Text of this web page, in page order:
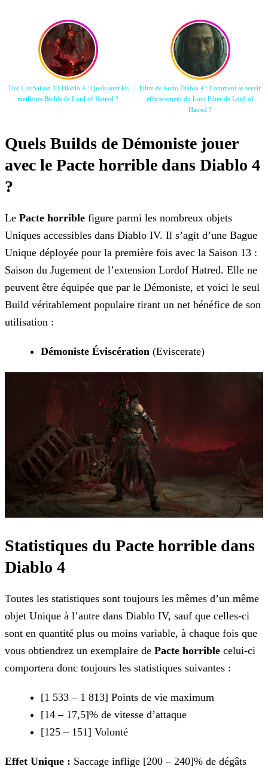
Tier List Saison 13 Diablo 4 : Quels sont les
meilleurs Builds de Lord of Hatred ?
Filtre de butin Diablo 4 : Comment se servir
efficacement du Loot Filter de Lord of
Hatred ?
Quels Builds de Démoniste jouer
avec le Pacte horrible dans Diablo 4
?
Le Pacte horrible figure parmi les nombreux objets
Uniques accessibles dans Diablo IV. Il s’agit d’une Bague
Unique déployée pour la première fois avec la Saison 13 :
Saison du Jugement de l’extension Lordof Hatred. Elle ne
peuvent être équipée que par le Démoniste, et voici le seul
Build véritablement populaire tirant un net bénéfice de son
utilisation :
Démoniste Éviscération (Eviscerate)
Statistiques du Pacte horrible dans
Diablo 4
Toutes les statistiques sont toujours les mêmes d’un même
objet Unique à l’autre dans Diablo IV, sauf que celles-ci
sont en quantité plus ou moins variable, à chaque fois que
vous obtiendrez un exemplaire de Pacte horrible celui-ci
comportera donc toujours les statistiques suivantes :
[1 533 – 1 813] Points de vie maximum
[14 – 17,5]% de vitesse d’attaque
[125 – 151] Volonté
Effet Unique : Saccage inflige [200 – 240]% de dégâts